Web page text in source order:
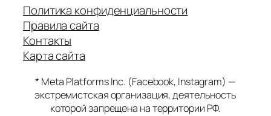
Политика конфиденциальности
Правила сайта
Контакты
Карта сайта
* Meta Platforms Inc. (Facebook, Instagram) —
экстремистская организация, деятельность
которой запрещена на территории РФ.